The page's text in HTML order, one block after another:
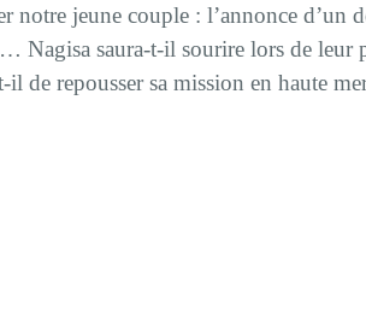
notre jeune couple : l’annonce d’un
Nagisa saura-t-il sourire lors de leur
de repousser sa mission en haute